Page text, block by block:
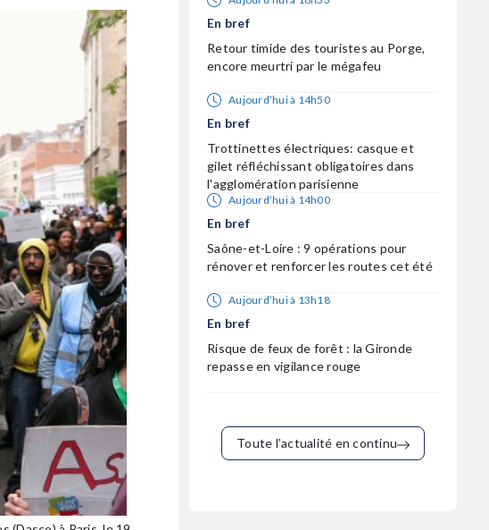
En bref
Retour timide des touristes au Porge,
encore meurtri par le mégafeu
Aujourd’hui à 14h50
En bref
Trottinettes électriques: casque et
gilet réfléchissant obligatoires dans
l'agglomération parisienne
Aujourd’hui à 14h00
En bref
Saône-et-Loire : 9 opérations pour
rénover et renforcer les routes cet été
Aujourd’hui à 13h18
En bref
Risque de feux de forêt : la Gironde
repasse en vigilance rouge
Toute l’actualité en continu